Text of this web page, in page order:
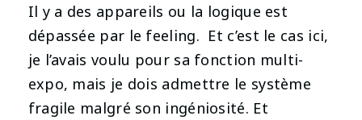
Il y a des appareils ou la logique est
dépassée par le feeling. Et c’est le cas ici,
je l’avais voulu pour sa fonction multi-
expo, mais je dois admettre le système
fragile malgré son ingéniosité. Et